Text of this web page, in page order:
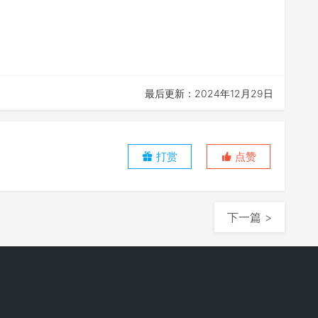
最后更新：2024年12月29日
打赏 点赞
下一篇 >